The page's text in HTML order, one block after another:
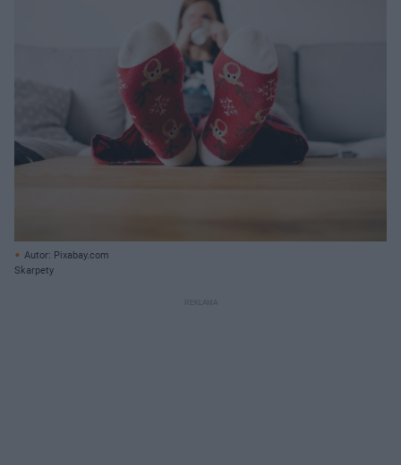
Autor: Pixabay.com
Skarpety